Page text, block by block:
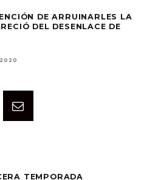
DE ARRUINARLES LA
DEL DESENLACE DE
TEMPORADA